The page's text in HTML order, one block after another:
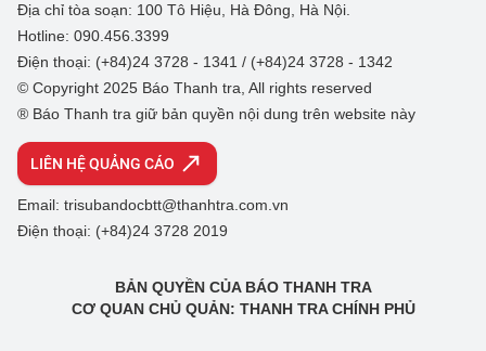
Địa chỉ tòa soạn: 100 Tô Hiệu, Hà Đông, Hà Nội.
Hotline: 090.456.3399
Điện thoại: (+84)24 3728 - 1341 / (+84)24 3728 - 1342
© Copyright 2025 Báo Thanh tra, All rights reserved
® Báo Thanh tra giữ bản quyền nội dung trên website này
LIÊN HỆ QUẢNG CÁO
Email: trisubandocbtt@thanhtra.com.vn
Điện thoại: (+84)24 3728 2019
BẢN QUYỀN CỦA BÁO THANH TRA
CƠ QUAN CHỦ QUẢN: THANH TRA CHÍNH PHỦ